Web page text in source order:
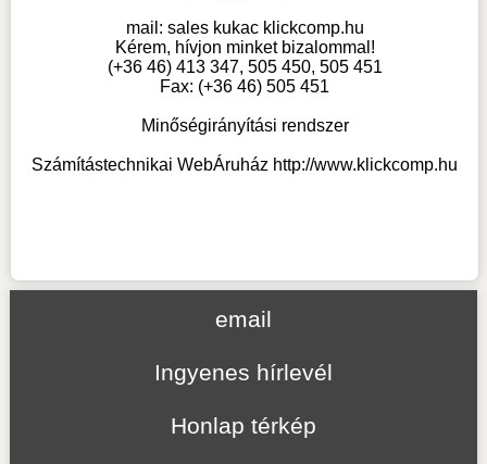
mail: sales kukac klickcomp.hu
Kérem, hívjon minket bizalommal!
(+36 46) 413 347, 505 450, 505 451
Fax: (+36 46) 505 451
Minőségirányítási rendszer
Számítástechnikai WebÁruház http://www.klickcomp.hu
email
Ingyenes hírlevél
Honlap térkép